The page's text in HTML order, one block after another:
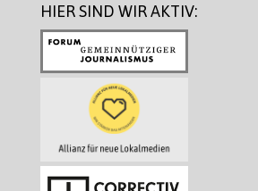
HIER SIND WIR AKTIV: